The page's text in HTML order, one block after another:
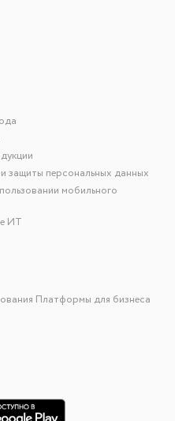
защиты персональных данных
мобильного
ИТ
Платформы для бизнеса